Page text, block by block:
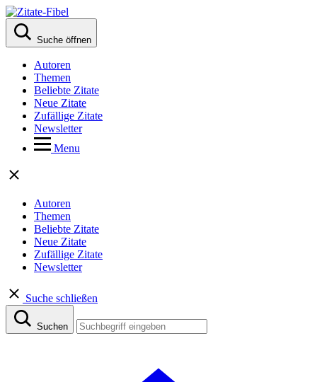
Suche öffnen
Autoren
Themen
Beliebte Zitate
Neue Zitate
Zufällige Zitate
Newsletter
Menu
Autoren
Themen
Beliebte Zitate
Neue Zitate
Zufällige Zitate
Newsletter
Suche schließen
Suchen